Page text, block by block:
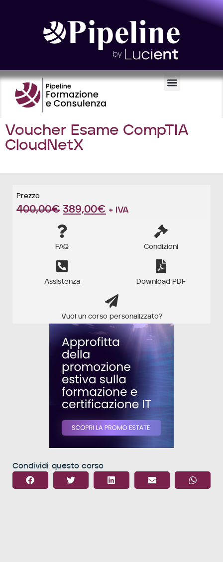
Voucher Esame CompTIA
CloudNetX
Prezzo
400,00€ 389,00€ + IVA
FAQ Condizioni
Assistenza Download PDF
Vuoi un corso personalizzato?
Condividi questo corso